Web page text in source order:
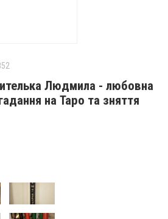
Людмила - любовна
на Таро та зняття